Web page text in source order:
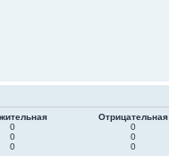
Отрицательная
0
0
0
0
0 0